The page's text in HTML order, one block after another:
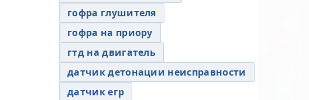
гофра глушителя
гофра на приору
гтд на двигатель
датчик детонации неисправности
датчик егр